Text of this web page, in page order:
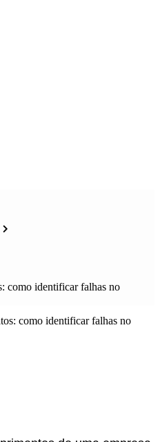
como identificar falhas no